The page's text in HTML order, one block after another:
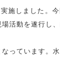
施しました。
活動を遂行し
っています。